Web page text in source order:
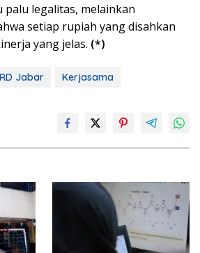
palu legalitas, melainkan
setiap rupiah yang disahkan
yang jelas. (*)
Jabar Kerjasama